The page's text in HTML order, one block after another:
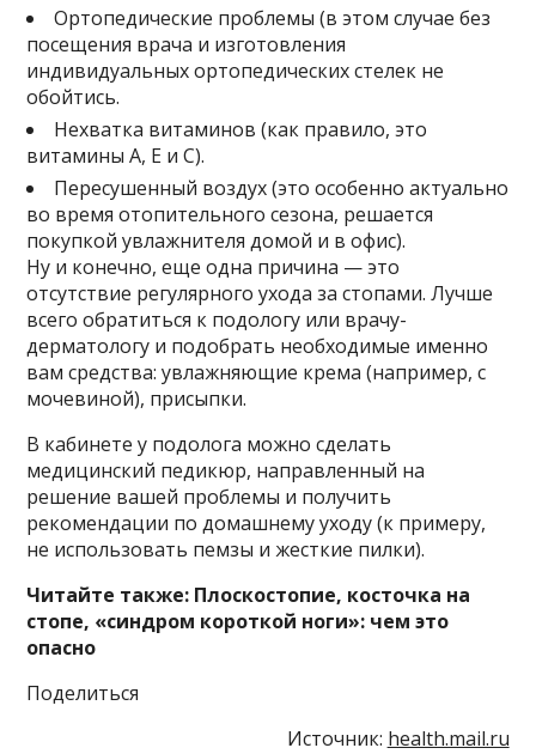
Ортопедические проблемы (в этом случае без
посещения врача и изготовления
индивидуальных ортопедических стелек не
обойтись.
Нехватка витаминов (как правило, это
витамины A, E и C).
Пересушенный воздух (это особенно актуально
во время отопительного сезона, решается
покупкой увлажнителя домой и в офис).
Ну и конечно, еще одна причина — это
отсутствие регулярного ухода за стопами. Лучше
всего обратиться к подологу или врачу-
дерматологу и подобрать необходимые именно
вам средства: увлажняющие крема (например, с
мочевиной), присыпки.
В кабинете у подолога можно сделать
медицинский педикюр, направленный на
решение вашей проблемы и получить
рекомендации по домашнему уходу (к примеру,
не использовать пемзы и жесткие пилки).
Читайте также: Плоскостопие, косточка на
стопе, «синдром короткой ноги»: чем это
опасно
Поделиться
Источник: health.mail.ru